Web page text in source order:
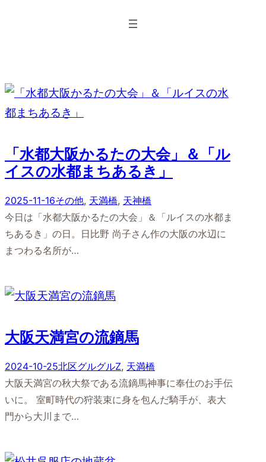
キ
ッ
「水都大阪かるたの大会」＆「ル
イスの水都まちあるき」
2025-11-16その他, 天満橋, 天神橋
今日は「水都大阪かるたの大会」＆「ルイスの水都ま
ちあるき」の日。日比野 尚子さん作の大阪の水辺に
まつわる名所が…
大阪天満宮の流鏑馬
2024-10-25北区グルグルZ, 天満橋
大阪天満宮の秋大祭である流鏑馬神事に奉仕のお手伝
いに。 室町時代の狩装束に身を包んだ騎手が、表大
門から大川まで…